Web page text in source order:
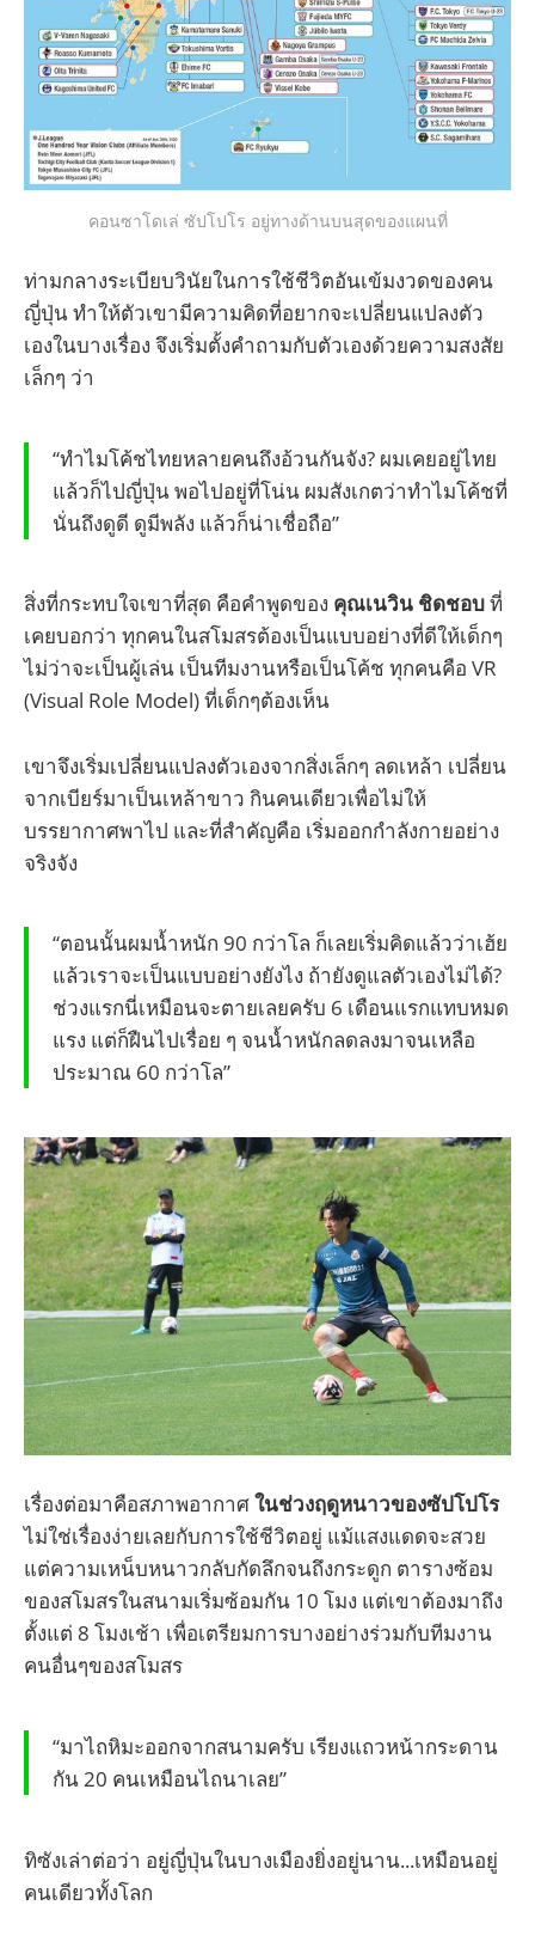
คอนซาโดเล่ ซัปโปโร อยู่ทางด้านบนสุดของแผนที่
ท่ามกลางระเบียบวินัยในการใช้ชีวิตอันเข้มงวดของคน
ญี่ปุ่น ทำให้ตัวเขามีความคิดที่อยากจะเปลี่ยนแปลงตัว
เองในบางเรื่อง จึงเริ่มตั้งคำถามกับตัวเองด้วยความสงสัย
เล็กๆ ว่า
“ทำไมโค้ชไทยหลายคนถึงอ้วนกันจัง? ผมเคยอยู่ไทย
แล้วก็ไปญี่ปุ่น พอไปอยู่ที่โน่น ผมสังเกตว่าทำไมโค้ชที่
นั่นถึงดูดี ดูมีพลัง แล้วก็น่าเชื่อถือ”
สิ่งที่กระทบใจเขาที่สุด คือคำพูดของ คุณเนวิน ชิดชอบที่
เคยบอกว่า ทุกคนในสโมสรต้องเป็นแบบอย่างที่ดีให้เด็กๆ
ไม่ว่าจะเป็นผู้เล่น เป็นทีมงานหรือเป็นโค้ช ทุกคนคือ VR
(Visual Role Model) ที่เด็กๆต้องเห็น
เขาจึงเริ่มเปลี่ยนแปลงตัวเองจากสิ่งเล็กๆ ลดเหล้า เปลี่ยน
จากเบียร์มาเป็นเหล้าขาว กินคนเดียวเพื่อไม่ให้
บรรยากาศพาไป และที่สำคัญคือ เริ่มออกกำลังกายอย่าง
จริงจัง
“ตอนนั้นผมน้ำหนัก 90 กว่าโล ก็เลยเริ่มคิดแล้วว่าเฮ้ย
แล้วเราจะเป็นแบบอย่างยังไง ถ้ายังดูแลตัวเองไม่ได้?
ช่วงแรกนี่เหมือนจะตายเลยครับ 6 เดือนแรกแทบหมด
แรง แต่ก็ฝืนไปเรื่อย ๆ จนน้ำหนักลดลงมาจนเหลือ
ประมาณ 60 กว่าโล”
เรื่องต่อมาคือสภาพอากาศในช่วงฤดูหนาวของซัปโปโร
ไม่ใช่เรื่องง่ายเลยกับการใช้ชีวิตอยู่ แม้แสงแดดจะสวย
แต่ความเหน็บหนาวกลับกัดลึกจนถึงกระดูก ตารางซ้อม
ของสโมสรในสนามเริ่มซ้อมกัน 10 โมง แต่เขาต้องมาถึง
ตั้งแต่ 8 โมงเช้า เพื่อเตรียมการบางอย่างร่วมกับทีมงาน
คนอื่นๆของสโมสร
“มาไถหิมะออกจากสนามครับ เรียงแถวหน้ากระดาน
กัน 20 คนเหมือนไถนาเลย”
ทิซังเล่าต่อว่า อยู่ญี่ปุ่นในบางเมืองยิ่งอยู่นาน...เหมือนอยู่
คนเดียวทั้งโลก